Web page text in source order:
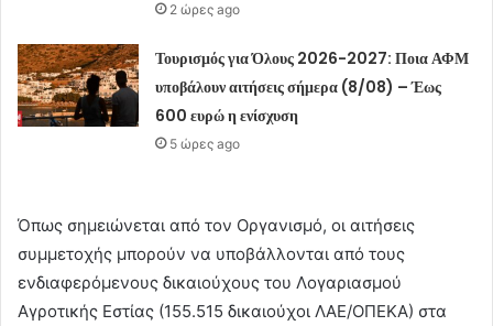
2 ώρες ago
Τουρισμός για Όλους 2026-2027: Ποια ΑΦΜ
υποβάλουν αιτήσεις σήμερα (8/08) – Έως
600 ευρώ η ενίσχυση
5 ώρες ago
Όπως σημειώνεται από τον Οργανισμό, οι αιτήσεις
συμμετοχής μπορούν να υποβάλλονται από τους
ενδιαφερόμενους δικαιούχους του Λογαριασμού
Αγροτικής Εστίας (155.515 δικαιούχοι ΛΑΕ/ΟΠΕΚΑ) στα